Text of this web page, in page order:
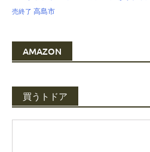
売終了 高島市
AMAZON
買うトドア